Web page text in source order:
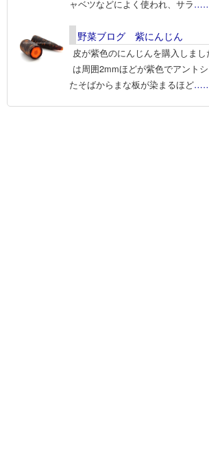
ャベツなどによく使われ、サラ……
野菜ブログ 紫にんじん
皮が紫色のにんじんを購入しま
は周囲2mmほどが紫色でアント
たそばからまな板が染まるほど……